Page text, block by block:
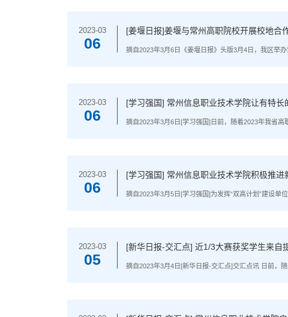
2023-03
06
[姜堰日报]姜堰与常州高职院校开展校地合
摘自2023年3月6日《姜堰日报》头版3月4日，我区举
2023-03
06
[学习强国] 常州信息职业技术学院让有特长
摘自2023年3月6日[学习强国]日前，随着2023年我省
2023-03
06
[学习强国] 常州信息职业技术学院积极推进
摘自2023年3月5日[学习强国]为发挥“双高计划”建设单
2023-03
05
[新华日报-交汇点] 近1/3大赛获奖学生来自
摘自2023年3月4日[新华日报-交汇点]交汇点讯 日前，